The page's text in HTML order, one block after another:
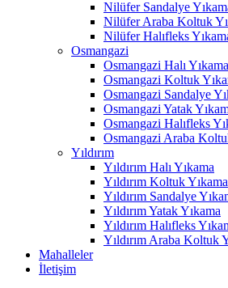
panel
panel
Nilüfer Sandalye
Nilüfer Araba Koltuk
Nilüfer Halıfleks
Osmangazi
Osmangazi Halı Yıkama
Osmangazi Koltuk
Osmangazi Sandalye
Osmangazi Yatak
Osmangazi Halıfleks
Osmangazi Araba
Yıldırım
Yıldırım Halı Yıkama
Yıldırım Koltuk Yıkama
Yıldırım Sandalye
Yıldırım Yatak Yıkama
Yıldırım Halıfleks
Yıldırım Araba Koltuk
Mahalleler
İletişim